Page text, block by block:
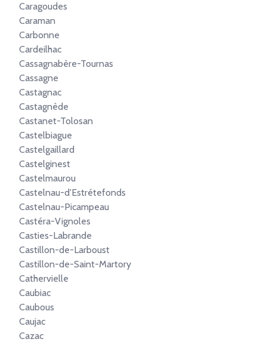
Caragoudes
Caraman
Carbonne
Cardeilhac
Cassagnabère-Tournas
Cassagne
Castagnac
Castagnède
Castanet-Tolosan
Castelbiague
Castelgaillard
Castelginest
Castelmaurou
Castelnau-d'Estrétefonds
Castelnau-Picampeau
Castéra-Vignoles
Casties-Labrande
Castillon-de-Larboust
Castillon-de-Saint-Martory
Cathervielle
Caubiac
Caubous
Caujac
Cazac